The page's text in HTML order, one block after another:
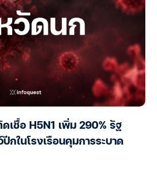
เชื้อ H5N1 เพิ่ม 290% รัฐ
กในโรงเรือนคุมการระบาด